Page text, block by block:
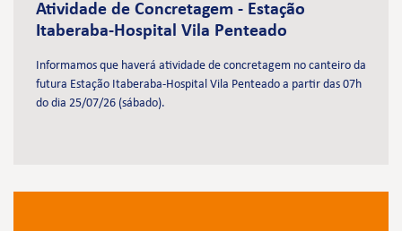
Atividade de Concretagem - Estação
Itaberaba-Hospital Vila Penteado
Informamos que haverá atividade de concretagem no canteiro da
futura Estação Itaberaba-Hospital Vila Penteado a partir das 07h
do dia 25/07/26 (sábado).